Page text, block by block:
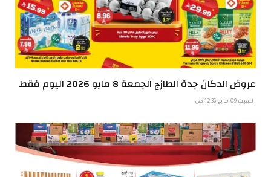
عروض الدكان جدة الطازج الجمعة 8 مايو 2026 اليوم فقط
السبت 09 مايو 12:36 ص